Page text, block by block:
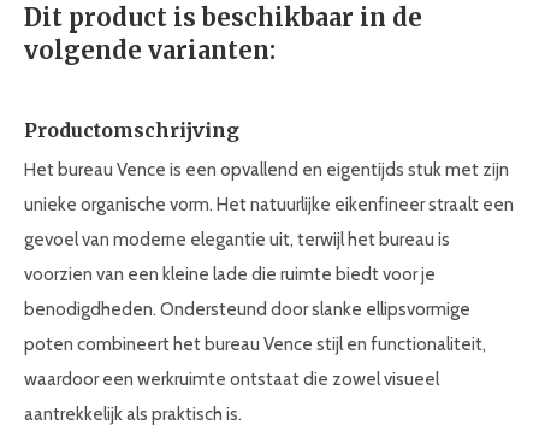
Dit product is beschikbaar in de
volgende varianten:
Productomschrijving
Het bureau Vence is een opvallend en eigentijds stuk met zijn
unieke organische vorm. Het natuurlijke eikenfineer straalt een
gevoel van moderne elegantie uit, terwijl het bureau is
voorzien van een kleine lade die ruimte biedt voor je
benodigdheden. Ondersteund door slanke ellipsvormige
poten combineert het bureau Vence stijl en functionaliteit,
waardoor een werkruimte ontstaat die zowel visueel
aantrekkelijk als praktisch is.